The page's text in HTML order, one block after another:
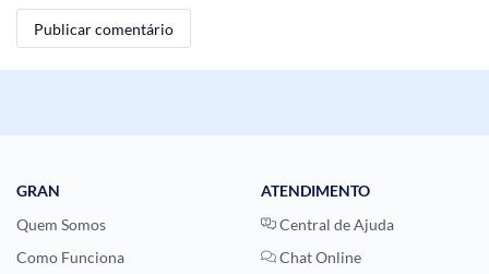
GRAN
Quem Somos
Como Funciona
ATENDIMENTO
Central de Ajuda
Chat Online